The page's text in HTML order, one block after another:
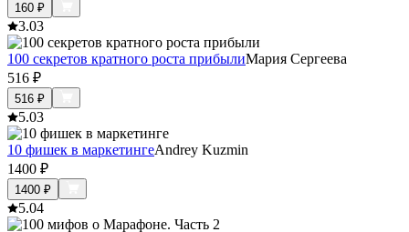
160 ₽
3.03
100 секретов кратного роста прибылиМария Сергеева
516 ₽
516 ₽
5.03
10 фишек в маркетингеAndrey Kuzmin
1400 ₽
1400 ₽
5.04